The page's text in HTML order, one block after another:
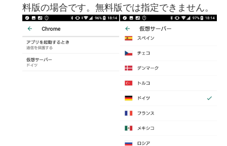
料版の場合です。無料版では指定できません。